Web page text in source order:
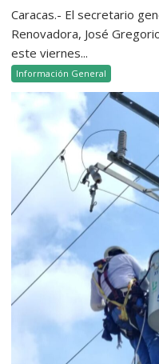
Caracas.- El secretario
Renovadora, José
este viernes...
Información General